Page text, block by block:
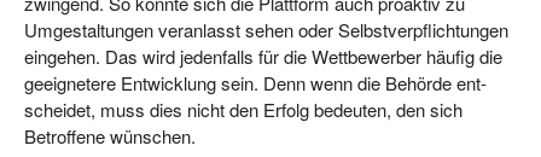
Umge­stal­tun­gen ver­an­lasst sehen oder Selbst­ver­pflich­tun­gen
ein­ge­hen. Das wird jeden­falls für die Wett­be­wer­ber häu­fig die
geeig­ne­te­re Ent­wick­lung sein. Denn wenn die Behör­de ent­
schei­det, muss dies nicht den Erfolg bedeu­ten, den sich
Betrof­fe­ne wünschen.